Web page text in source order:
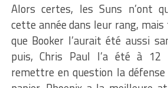
Alors certes, les Suns n’ont
cette année dans leur rang,
que Booker l’aurait été aussi
puis, Chris Paul l’a été à 12
remettre en question la défense